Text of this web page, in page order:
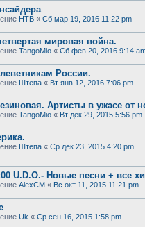
НТВ « Сб мар 19, 2016 11:22 pm
мировая война.
TangoMio « Сб фев 20, 2016 9:14
России.
Штепа « Вт янв 12, 2016 7:06 pm
Артисты в ужасе от
TangoMio « Вт дек 29, 2015 5:56 pm
Штепа « Ср дек 23, 2015 4:20 pm
U.D.O.- Новые песни + все
AlexCM « Вс окт 11, 2015 11:21 pm
Uk « Ср сен 16, 2015 1:58 pm